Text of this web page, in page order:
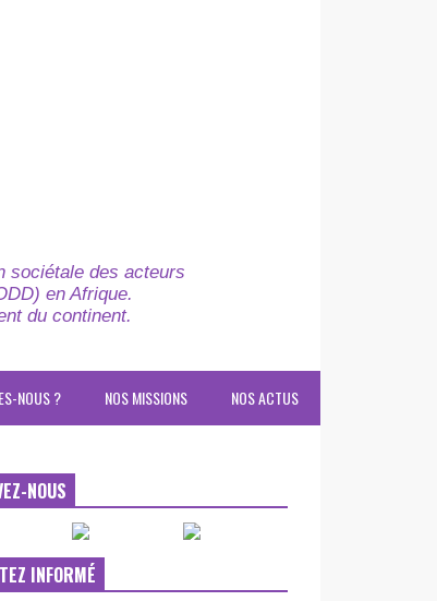
sociétale des acteurs
en Afrique.
du continent.
NOS ACTUS
NOS MISSIONS
NOUS ?
NOUS
INFORMÉ